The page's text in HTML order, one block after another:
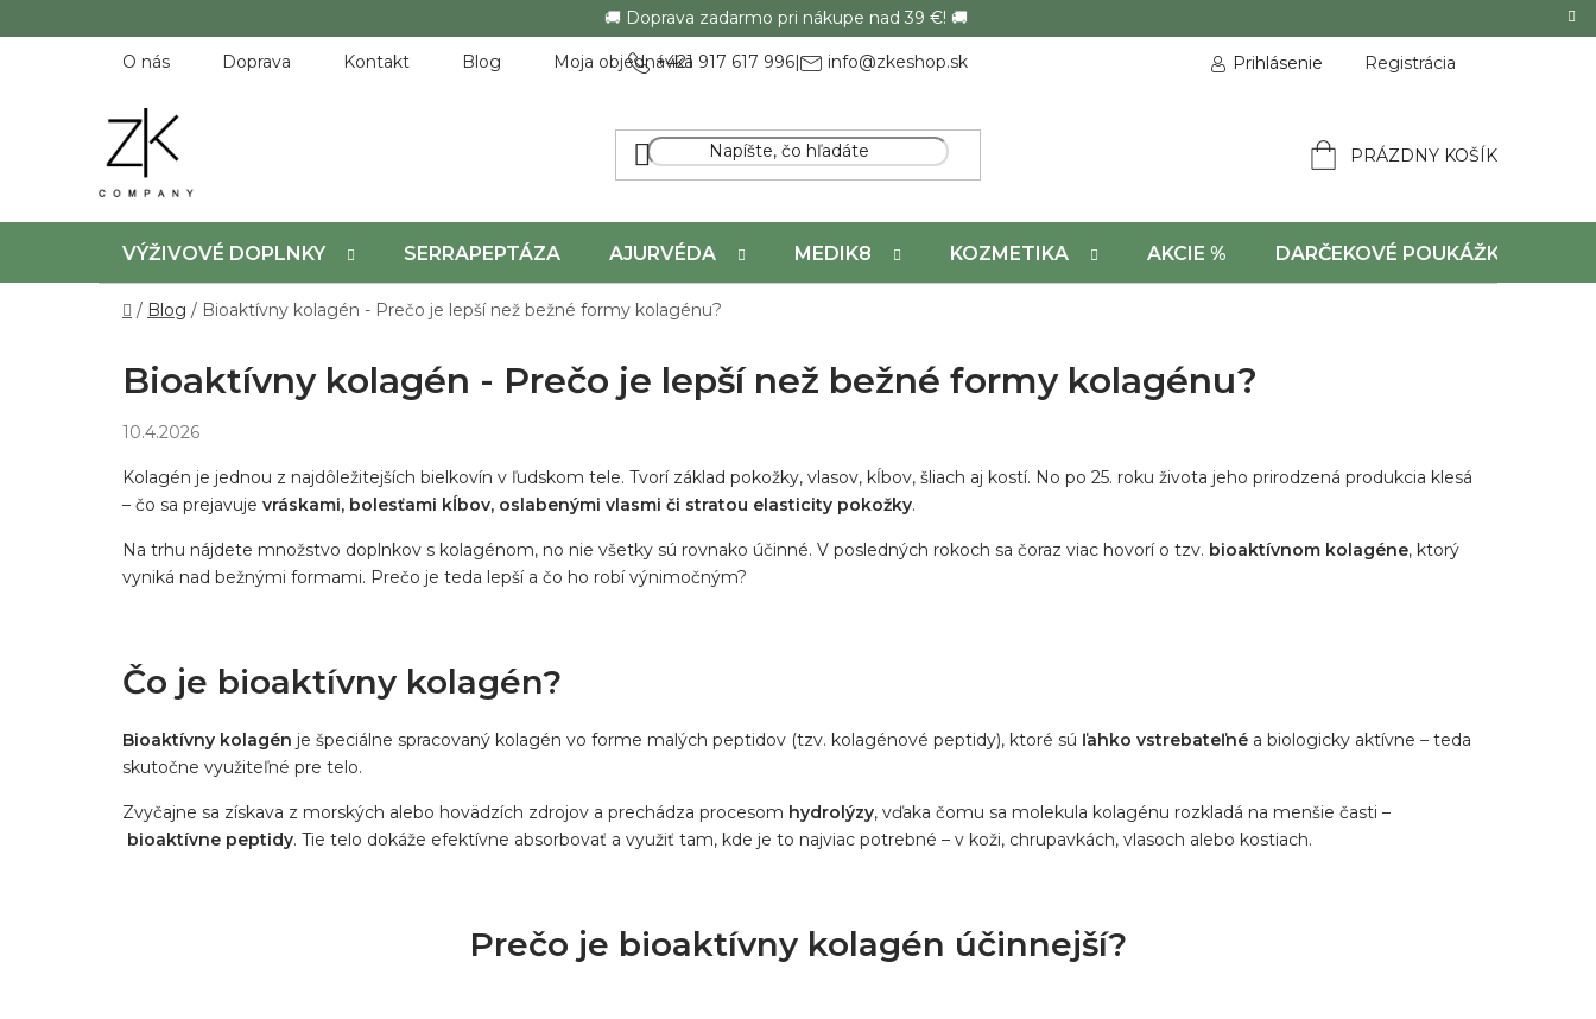
na
🚚 Doprava zadarmo pri nákupe nad 39 €! 🚚
O nás Doprava Kontakt Blog Moja objednávka Prihlásenie Registrácia
+421 917 617 996| info@zkeshop.sk
KOŠÍK
PRÁZDNY KOŠÍK
VÝŽIVOVÉ DOPLNKY SERRAPEPTÁZA AJURVÉDA MEDIK8 KOZMETIKA AKCIE % DARČEKOVÉ POUKÁŽKY
Domov
/ Blog / Bioaktívny kolagén - Prečo je lepší než bežné formy kolagénu?
Bioaktívny kolagén - Prečo je lepší než bežné formy kolagénu?
10.4.2026
Kolagén je jednou z najdôležitejších bielkovín v ľudskom tele. Tvorí základ pokožky, vlasov, kĺbov, šliach aj kostí. No po 25. roku života jeho prirodzená produkcia klesá
– čo sa prejavuje vráskami, bolesťami kĺbov, oslabenými vlasmi či stratou elasticity pokožky.
Na trhu nájdete množstvo doplnkov s kolagénom, no nie všetky sú rovnako účinné. V posledných rokoch sa čoraz viac hovorí o tzv. bioaktívnom kolagéne, ktorý
vyniká nad bežnými formami. Prečo je teda lepší a čo ho robí výnimočným?
Čo je bioaktívny kolagén?
Bioaktívny kolagén je špeciálne spracovaný kolagén vo forme malých peptidov (tzv. kolagénové peptidy), ktoré sú ľahko vstrebateľné a biologicky aktívne – teda
skutočne využiteľné pre telo.
Zvyčajne sa získava z morských alebo hovädzích zdrojov a prechádza procesom hydrolýzy, vďaka čomu sa molekula kolagénu rozkladá na menšie časti –
bioaktívne peptidy. Tie telo dokáže efektívne absorbovať a využiť tam, kde je to najviac potrebné – v koži, chrupavkách, vlasoch alebo kostiach.
Prečo je bioaktívny kolagén účinnejší?